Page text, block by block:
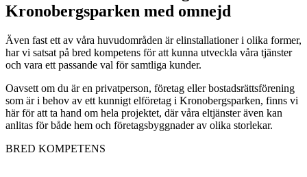
Kronobergsparken med omnejd
Även fast ett av våra huvudområden är elinstallationer i olika former,
har vi satsat på bred kompetens för att kunna utveckla våra tjänster
och vara ett passande val för samtliga kunder.
Oavsett om du är en privatperson, företag eller bostadsrättsförening
som är i behov av ett kunnigt elföretag i Kronobergsparken, finns vi
här för att ta hand om hela projektet, där våra eltjänster även kan
anlitas för både hem och företagsbyggnader av olika storlekar.
BRED KOMPETENS